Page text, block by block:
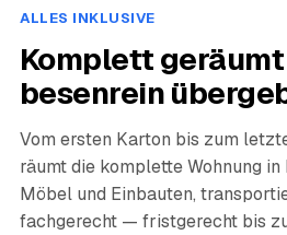
ALLES INKLUSIVE
Komplett
besenrein
Vom ersten Karton bis zum
räumt die komplette Wohnung
Möbel und Einbauten,
fachgerecht — fristgerecht bis